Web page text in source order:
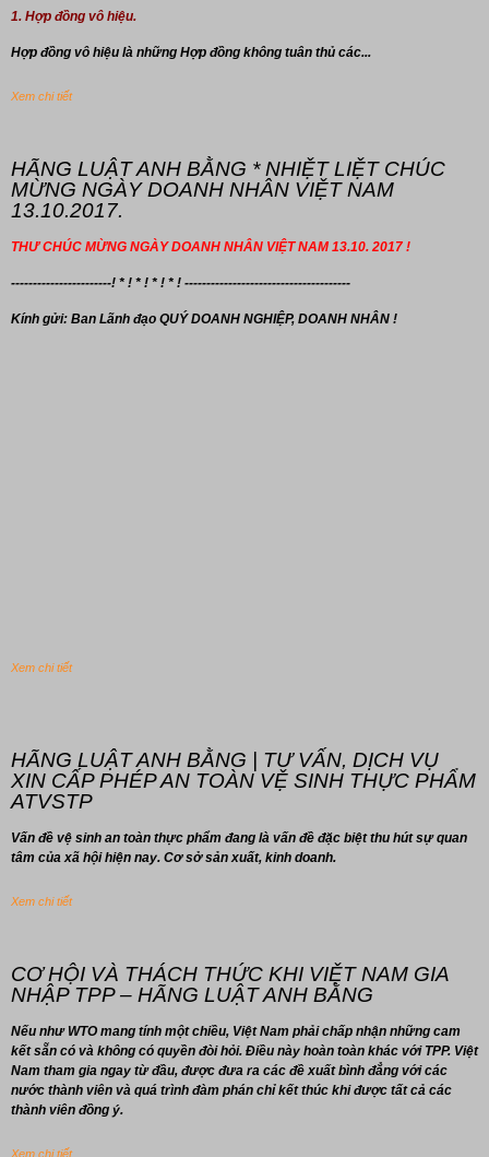
1. Hợp đồng vô hiệu.
Hợp đồng vô hiệu là những Hợp đồng không tuân thủ các...
Xem chi tiết
HÃNG LUẬT ANH BẰNG * NHIỆT LIỆT CHÚC
MỪNG NGÀY DOANH NHÂN VIỆT NAM
13.10.2017.
THƯ CHÚC MỪNG NGÀY DOANH NHÂN VIỆT NAM 13.10. 2017 !
-----------------------! * ! * ! * ! * ! --------------------------------------
Kính gửi: Ban Lãnh đạo QUÝ DOANH NGHIỆP, DOANH NHÂN !
Xem chi tiết
HÃNG LUẬT ANH BẰNG | TƯ VẤN, DỊCH VỤ
XIN CẤP PHÉP AN TOÀN VỆ SINH THỰC PHẨM
ATVSTP
Vấn đề vệ sinh an toàn thực phẩm đang là vấn đề đặc biệt thu hút sự quan
tâm của xã hội hiện nay. Cơ sở sản xuất, kinh doanh.
Xem chi tiết
CƠ HỘI VÀ THÁCH THỨC KHI VIỆT NAM GIA
NHẬP TPP – HÃNG LUẬT ANH BẰNG
Nếu như WTO mang tính một chiều, Việt Nam phải chấp nhận những cam
kết sẵn có và không có quyền đòi hỏi. Điều này hoàn toàn khác với TPP. Việt
Nam tham gia ngay từ đầu, được đưa ra các đề xuất bình đẳng với các
nước thành viên và quá trình đàm phán chỉ kết thúc khi được tất cả các
thành viên đồng ý.
Xem chi tiết